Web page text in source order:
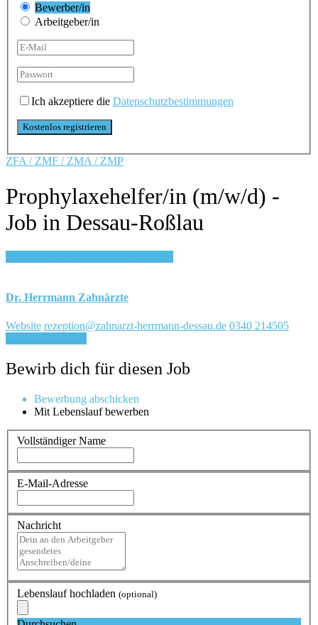
Bewerber/in
Arbeitgeber/in
Ich akzeptiere die Datenschutzbestimmungen
ZFA / ZMF / ZMA / ZMP
Prophylaxehelfer/in (m/w/d) -
Job in Dessau-Roßlau
Dr. Herrmann Zahnärzte
Website rezeption@zahnarzt-herrmann-dessau.de 0340 214505
Bewirb dich für diesen Job
Bewerbung abschicken
Mit Lebenslauf bewerben
Vollständiger Name
E-Mail-Adresse
Nachricht
Lebenslauf hochladen (optional)